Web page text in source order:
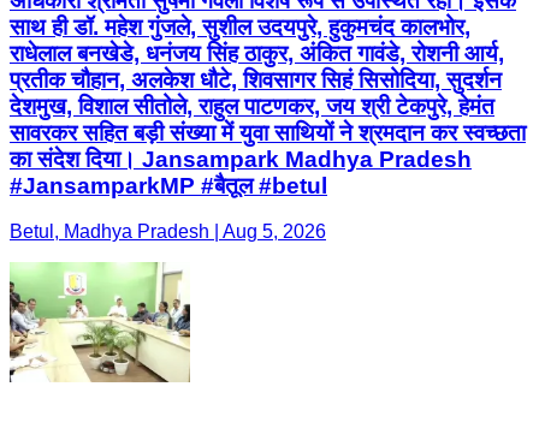
साथ ही डॉ. महेश गुंजले, सुशील उदयपुरे, हुकुमचंद कालभोर,
राधेलाल बनखेडे, धनंजय सिंह ठाकुर, अंकित गावंडे, रोशनी आर्य,
प्रतीक चौहान, अलकेश धौटे, शिवसागर सिहं सिसोदिया, सुदर्शन
देशमुख, विशाल सीतोले, राहुल पाटणकर, जय श्री टेकपुरे, हेमंत
सावरकर सहित बड़ी संख्या में युवा साथियों ने श्रमदान कर स्वच्छता
का संदेश दिया। Jansampark Madhya Pradesh
#JansamparkMP #बैतूल #betul
Betul, Madhya Pradesh | Aug 5, 2026